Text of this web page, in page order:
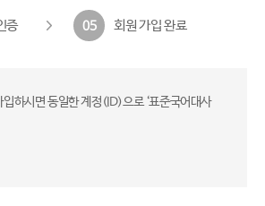
증 05 회원 가입 완료
하시면 동일한 계정(ID)으로 ‘표준국어대사